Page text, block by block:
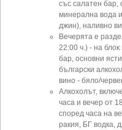
със салатен бар,
минерална вода и
джин), наливно
Вечерята е
22:00 ч.) - на
бар, основни
български
вино - бяло/
Алкохолът,
часа и вечер от
според часа на
ракия, БГ водка,